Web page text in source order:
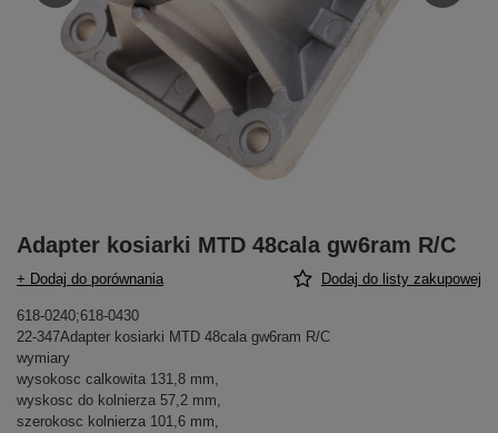
Adapter kosiarki MTD 48cala gw6ram R/C
+ Dodaj do porównania Dodaj do listy zakupowej
618-0240;618-0430
22-347Adapter kosiarki MTD 48cala gw6ram R/C
wymiary
wysokosc calkowita 131,8 mm,
wyskosc do kolnierza 57,2 mm,
szerokosc kolnierza 101,6 mm,